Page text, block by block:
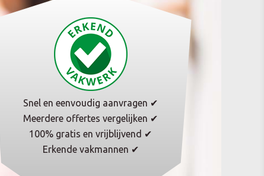
Snel en eenvoudig aanvragen ✔
Meerdere offertes vergelijken ✔
100% gratis en vrijblijvend ✔
Erkende vakmannen ✔